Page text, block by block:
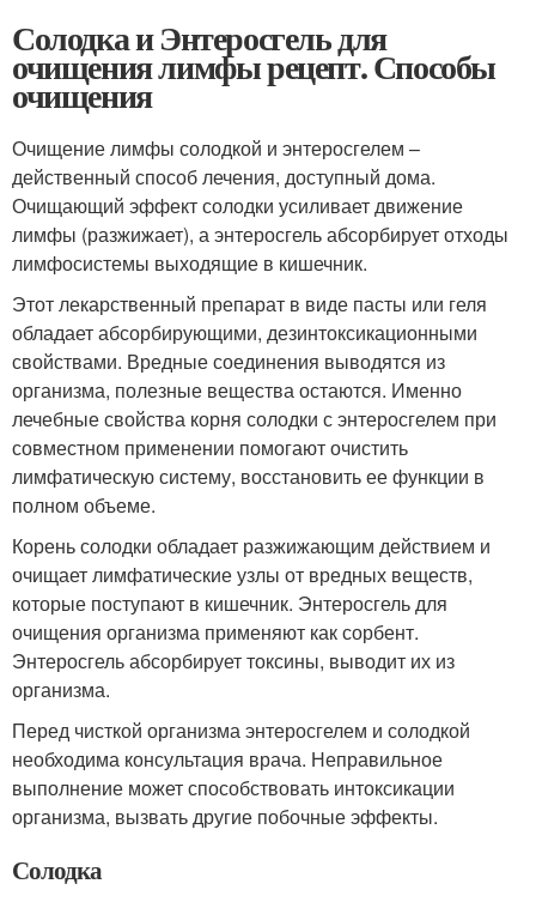
Солодка и Энтеросгель для
очищения лимфы рецепт. Способы
очищения
Очищение лимфы солодкой и энтеросгелем –
действенный способ лечения, доступный дома.
Очищающий эффект солодки усиливает движение
лимфы (разжижает), а энтеросгель абсорбирует отходы
лимфосистемы выходящие в кишечник.
Этот лекарственный препарат в виде пасты или геля
обладает абсорбирующими, дезинтоксикационными
свойствами. Вредные соединения выводятся из
организма, полезные вещества остаются. Именно
лечебные свойства корня солодки с энтеросгелем при
совместном применении помогают очистить
лимфатическую систему, восстановить ее функции в
полном объеме.
Корень солодки обладает разжижающим действием и
очищает лимфатические узлы от вредных веществ,
которые поступают в кишечник. Энтеросгель для
очищения организма применяют как сорбент.
Энтеросгель абсорбирует токсины, выводит их из
организма.
Перед чисткой организма энтеросгелем и солодкой
необходима консультация врача. Неправильное
выполнение может способствовать интоксикации
организма, вызвать другие побочные эффекты.
Солодка